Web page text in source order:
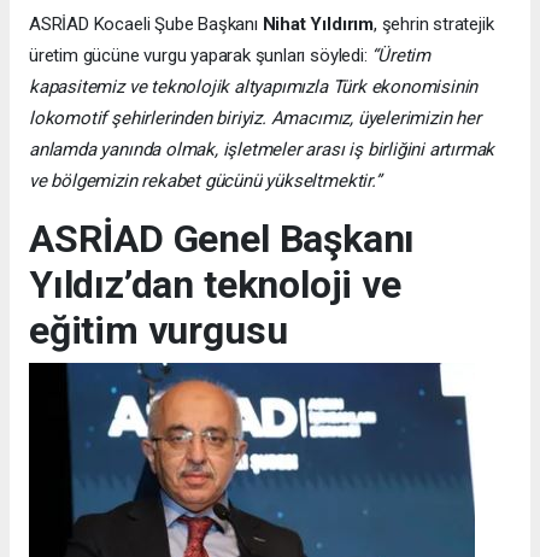
ASRİAD Kocaeli Şube Başkanı Nihat Yıldırım, şehrin stratejik
üretim gücüne vurgu yaparak şunları söyledi: “Üretim
kapasitemiz ve teknolojik altyapımızla Türk ekonomisinin
lokomotif şehirlerinden biriyiz. Amacımız, üyelerimizin her
anlamda yanında olmak, işletmeler arası iş birliğini artırmak
ve bölgemizin rekabet gücünü yükseltmektir.”
ASRİAD Genel Başkanı
Yıldız’dan teknoloji ve
eğitim vurgusu